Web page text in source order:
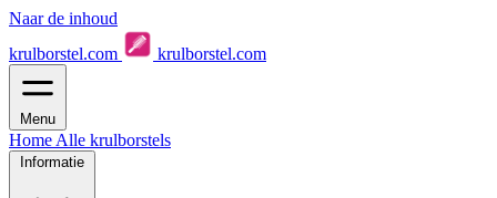
Naar de inhoud
krulborstel.com
krulborstel.com
Menu
Home Alle krulborstels
Informatie